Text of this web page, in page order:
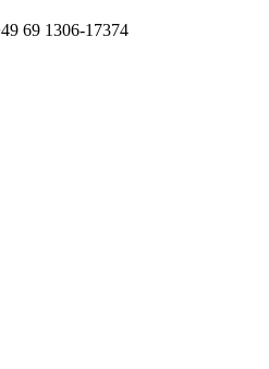
69 1306-17374